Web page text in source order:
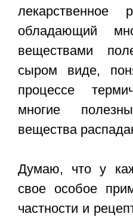
лекарственное
обладающий
веществами
сыром виде,
процессе
многие
вещества
Думаю, что у
свое особое
частности и